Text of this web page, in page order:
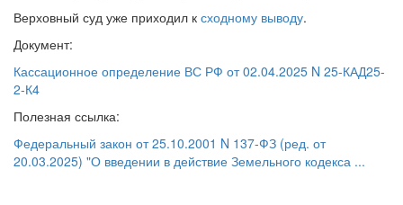
Верховный суд уже приходил к сходному выводу.
Документ:
Кассационное определение ВС РФ от 02.04.2025 N 25-КАД25-
2-К4
Полезная ссылка:
Федеральный закон от 25.10.2001 N 137-ФЗ (ред. от
20.03.2025) "О введении в действие Земельного кодекса ...